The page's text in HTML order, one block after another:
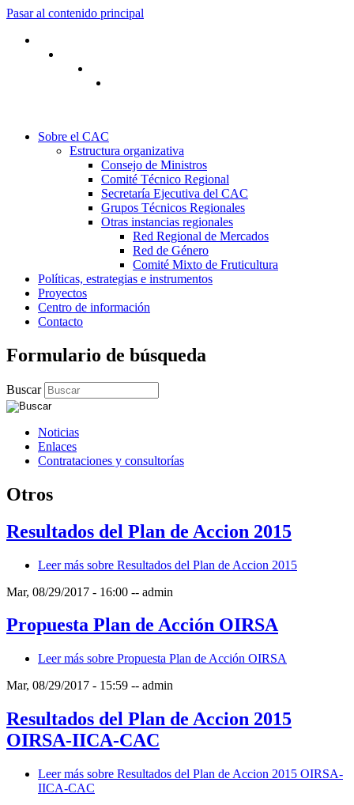
Pasar al contenido principal
Sobre el CAC
Estructura organizativa
Consejo de Ministros
Comité Técnico Regional
Secretaría Ejecutiva del CAC
Grupos Técnicos Regionales
Otras instancias regionales
Red Regional de Mercados
Red de Género
Comité Mixto de Fruticultura
Políticas, estrategias e instrumentos
Proyectos
Centro de información
Contacto
Formulario de búsqueda
Buscar
Noticias
Enlaces
Contrataciones y consultorías
Otros
Resultados del Plan de Accion 2015
Leer más sobre Resultados del Plan de Accion 2015
Mar, 08/29/2017 - 16:00 -- admin
Propuesta Plan de Acción OIRSA
Leer más sobre Propuesta Plan de Acción OIRSA
Mar, 08/29/2017 - 15:59 -- admin
Resultados del Plan de Accion 2015
OIRSA-IICA-CAC
Leer más sobre Resultados del Plan de Accion 2015 OIRSA-
IICA-CAC